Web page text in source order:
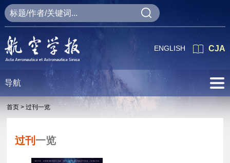
CJA
ENGLISH
导航
首页 > 过刊一览
过刊 一览